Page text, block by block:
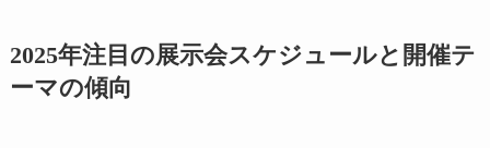
2025年注目の展示会スケジュールと開催テ
ーマの傾向